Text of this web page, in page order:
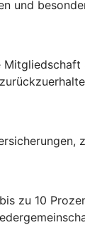
und
zu 10